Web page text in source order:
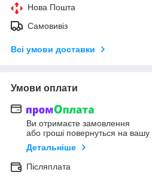
Нова Пошта
Самовивіз
Всі умови доставки
Умови оплати
Ви отримаєте замовлення
або гроші повернуться на вашу
Детальніше
Післяплата